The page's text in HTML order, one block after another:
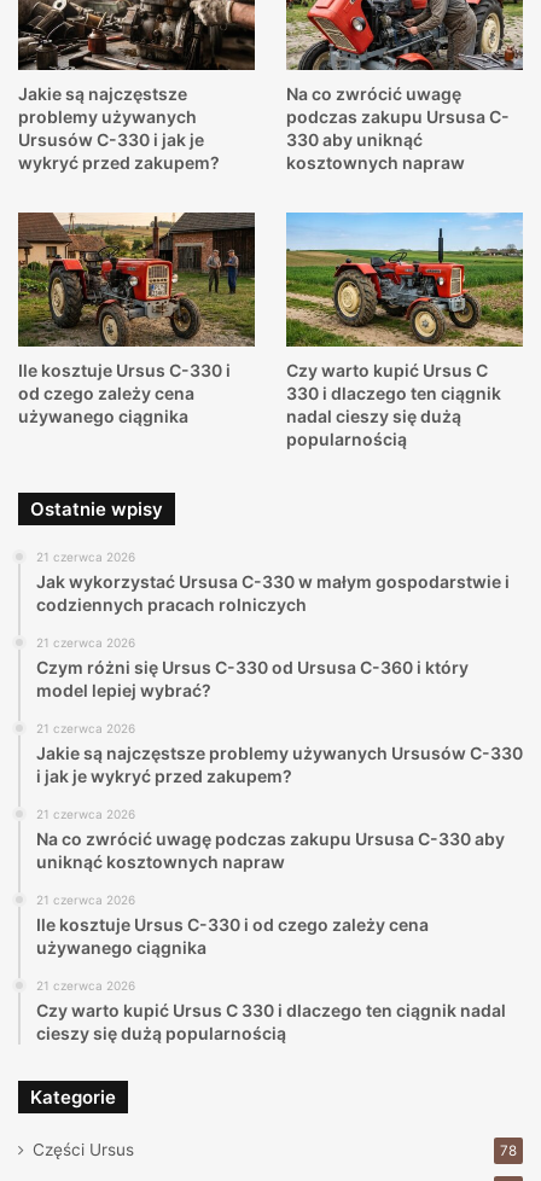
Jakie są najczęstsze
problemy używanych
Ursusów C-330 i jak je
wykryć przed zakupem?
Na co zwrócić uwagę
podczas zakupu Ursusa C-
330 aby uniknąć
kosztownych napraw
Ile kosztuje Ursus C-330 i
od czego zależy cena
używanego ciągnika
Czy warto kupić Ursus C
330 i dlaczego ten ciągnik
nadal cieszy się dużą
popularnością
Ostatnie wpisy
21 czerwca 2026
Jak wykorzystać Ursusa C-330 w małym gospodarstwie i
codziennych pracach rolniczych
21 czerwca 2026
Czym różni się Ursus C-330 od Ursusa C-360 i który
model lepiej wybrać?
21 czerwca 2026
Jakie są najczęstsze problemy używanych Ursusów C-330
i jak je wykryć przed zakupem?
21 czerwca 2026
Na co zwrócić uwagę podczas zakupu Ursusa C-330 aby
uniknąć kosztownych napraw
21 czerwca 2026
Ile kosztuje Ursus C-330 i od czego zależy cena
używanego ciągnika
21 czerwca 2026
Czy warto kupić Ursus C 330 i dlaczego ten ciągnik nadal
cieszy się dużą popularnością
Kategorie
Części Ursus 78